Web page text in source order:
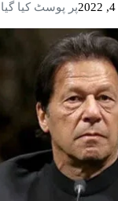
پر پوسٹ کیا گیا